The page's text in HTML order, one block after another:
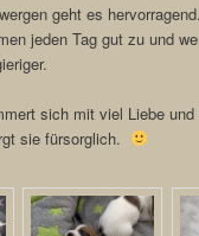
geht es
jeden Tag gut zu und
sich mit viel Liebe
sie fürsorglich.